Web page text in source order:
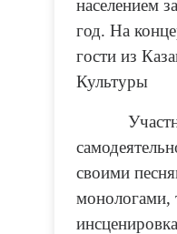
населением
год. На
гости из
Культуры
своими
монологами,